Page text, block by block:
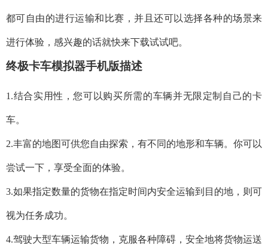
都可自由的进行运输和比赛，并且还可以选择各种的场景来
进行体验，感兴趣的话就快来下载试试吧。
终极卡车模拟器手机版描述
1.结合实用性，您可以购买所需的车辆并无限定制自己的卡
车。
2.丰富的地图可供您自由探索，有不同的地形和车辆。你可以
尝试一下，享受全面的体验。
3.如果指定数量的货物在指定时间内安全运输到目的地，则可
视为任务成功。
4.驾驶大型车辆运输货物，克服各种障碍，安全地将货物运送